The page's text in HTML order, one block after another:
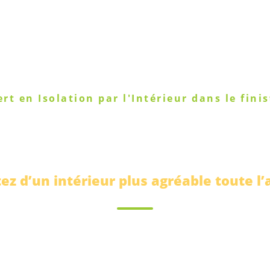
en Isolation par l'Intérieur dans le
d’un intérieur plus agréable toute